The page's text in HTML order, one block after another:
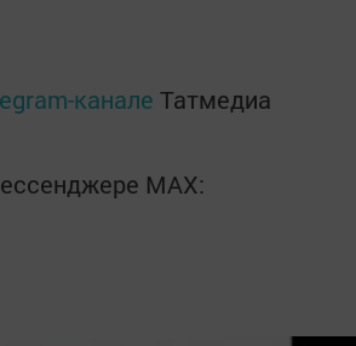
канале Татмедиа
MАХ: